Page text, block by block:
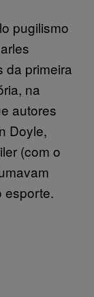
pugilismo
da primeira
na
autores
Doyle,
(com o
esporte.